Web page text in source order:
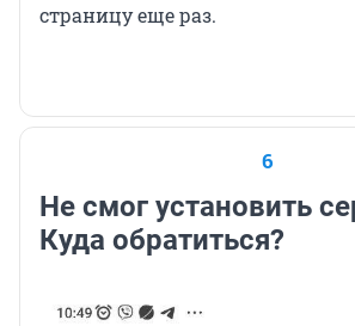
страницу еще раз.
6
Не смог установить
Куда обратиться?